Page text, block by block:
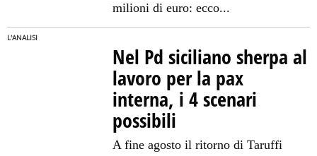
milioni di euro: ecco...
L'ANALISI
Nel Pd siciliano sherpa al
lavoro per la pax
interna, i 4 scenari
possibili
A fine agosto il ritorno di Taruffi